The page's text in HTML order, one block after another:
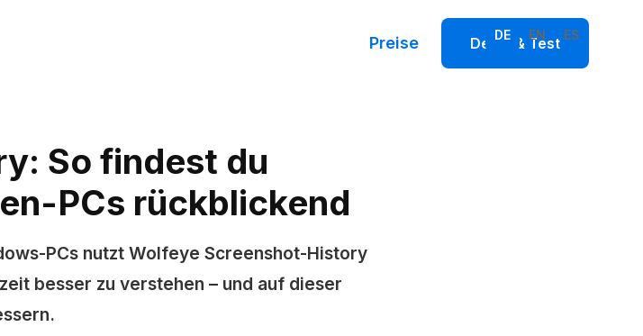
DE EN ES
Preise Demo & Test
So findest du
PCs rückblickend
PCs nutzt Wolfeye Screenshot-History
besser zu verstehen – und auf dieser